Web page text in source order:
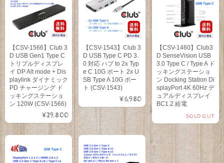
【CSV-1566】Club 3
D USB Gen1 Type C
トリプルディスプレ
イ DP Alt mode + Dis
playlink ダイナミック
PD チャージング ド
ッキングステーショ
ン 120W (CSV-1566)
¥29,800
【CSV-1543】Club 3
D USB Type C PD 3.
0 対応 ハブ to 2x Typ
e C 10G ポート 2x U
SB Type A 10G ポー
ト (CSV-1543)
¥6,980
【CSV-1460】Club3
D SenseVision USB
3.0 Type C / Type A ド
ッキングステーショ
ン Docking Station Di
splayPort 4K 60Hz デ
ュアルディスプレイ
BC1.2 給電
SOLD OUT